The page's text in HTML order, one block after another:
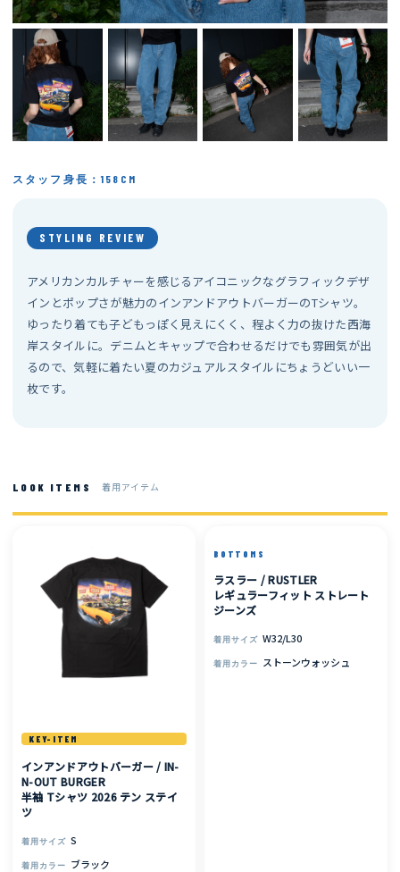
スタッフ身長：158CM
STYLING REVIEW
アメリカンカルチャーを感じるアイコニックなグラフィックデザ
インとポップさが魅力のインアンドアウトバーガーのTシャツ。
ゆったり着ても子どもっぽく見えにくく、程よく力の抜けた西海
岸スタイルに。デニムとキャップで合わせるだけでも雰囲気が出
るので、気軽に着たい夏のカジュアルスタイルにちょうどいい一
枚です。
LOOK ITEMS 着用アイテム
KEY-ITEM
インアンドアウトバーガー / IN-
N-OUT BURGER
半袖 Tシャツ 2026 テン ステイ
ツ
着用サイズ S
着用カラー ブラック
BOTTOMS
ラスラー / RUSTLER
レギュラーフィット ストレート
ジーンズ
着用サイズ W32/L30
着用カラー ストーンウォッシュ